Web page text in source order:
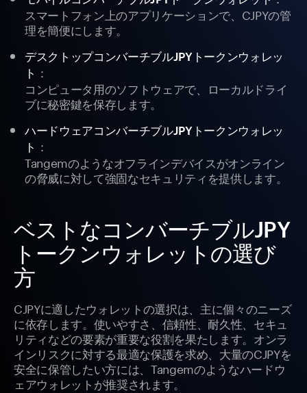
スマートフォン上のアプリケーションで、CJPYの管
理を簡便にします。
デスクトップコンバーチブルJPYトークンウォレッ
ト ：
コンピュータ用のソフトウェアで、ローカルドライ
ブに秘密鍵を保存します。
ハードウェアコンバーチブルJPYトークンウォレッ
ト ：
Tangemのようなオフラインデバイスがオンライン
の脅威に対して強固なセキュリティを提供します。
ベストなコンバーチブルJPY
トークンウォレットの選び
方
CJPYに適したウォレットの選択は、主に個々のニーズ
に依存します。使いやすさ、信頼性、耐久性、セキュ
リティなどの要素が重要な役割を果たします。オンラ
インリスクに対する最適な保護を求め、大量のCJPYを
安全に保管したい方には、Tangemのようなハードウ
ェアウォレットが推奨されます。